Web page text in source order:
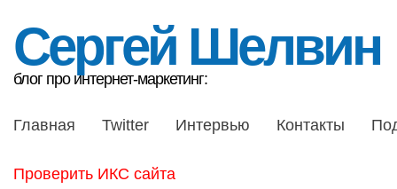
Сергей Шелвин
блог про интернет-маркетинг:
Главная Twitter Интервью Контакты
Проверить ИКС сайта